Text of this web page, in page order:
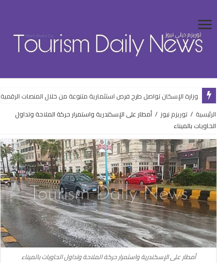
وزارة الإسكان تواصل طرح فرص استثمارية متنوعة من خلال المنصات الرقمية
الرئيسية / توريزم نيوز / أمطار على الإسكندرية واستمرار حركة الملاحة وتداول
الحاويات بالميناء
أمطار على الإسكندرية واستمرار حركة الملاحة وتداول الحاويات بالميناء